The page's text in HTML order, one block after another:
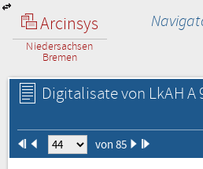
Arcinsys
Niedersachsen
Bremen
Digitalisate von LkAH A
von 85